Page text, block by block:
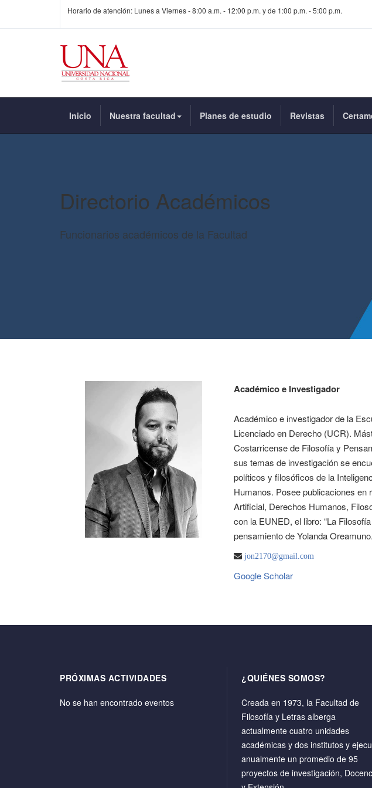
Horario de atención: Lunes a Viernes - 8:00 a.m. - 12:00 p.m. y de 1:00 p.m. - 5:00 p.m.
Inicio Nuestra facultad Planes de estudio Revistas
Directorio Académicos
Funcionarios académicos de la Facultad
Académico e Investigador
Académico e investigador de la
Licenciado en Derecho (UCR).
Costarricense de Filosofía y
sus temas de investigación se
políticos y filosóficos de la
Humanos. Posee publicaciones en
Artificial, Derechos Humanos,
con la EUNED, el libro: “La
pensamiento de Yolanda Oreamuno.
jon2170@gmail.com
Google Scholar
PRÓXIMAS ACTIVIDADES
No se han encontrado eventos
¿QUIÉNES SOMOS?
Creada en 1973, la Facultad de
Filosofía y Letras alberga
actualmente cuatro unidades
académicas y dos institutos y
anualmente un promedio de 95
proyectos de investigación,